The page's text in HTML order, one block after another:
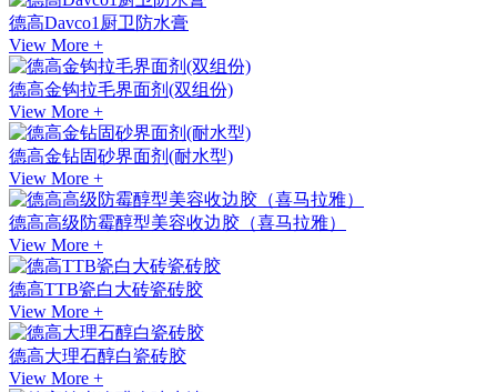
德高Davco1厨卫防水膏
View More +
德高金钩拉毛界面剂(双组份)
View More +
德高金钻固砂界面剂(耐水型)
View More +
德高高级防霉醇型美容收边胶（喜马拉雅）
View More +
德高TTB瓷白大砖瓷砖胶
View More +
德高大理石醇白瓷砖胶
View More +